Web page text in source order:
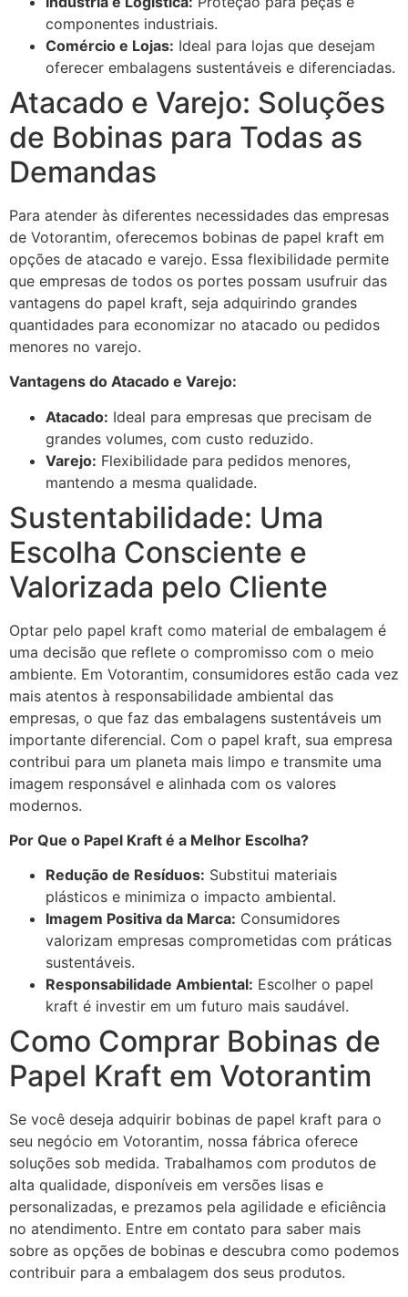
componentes industriais.
Comércio e Lojas: Ideal para lojas que desejam
oferecer embalagens sustentáveis e diferenciadas.
Atacado e Varejo: Soluções
de Bobinas para Todas as
Demandas
Para atender às diferentes necessidades das empresas
de Votorantim, oferecemos bobinas de papel kraft em
opções de atacado e varejo. Essa flexibilidade permite
que empresas de todos os portes possam usufruir das
vantagens do papel kraft, seja adquirindo grandes
quantidades para economizar no atacado ou pedidos
menores no varejo.
Vantagens do Atacado e Varejo:
Atacado: Ideal para empresas que precisam de
grandes volumes, com custo reduzido.
Varejo: Flexibilidade para pedidos menores,
mantendo a mesma qualidade.
Sustentabilidade: Uma
Escolha Consciente e
Valorizada pelo Cliente
Optar pelo papel kraft como material de embalagem é
uma decisão que reflete o compromisso com o meio
ambiente. Em Votorantim, consumidores estão cada vez
mais atentos à responsabilidade ambiental das
empresas, o que faz das embalagens sustentáveis um
importante diferencial. Com o papel kraft, sua empresa
contribui para um planeta mais limpo e transmite uma
imagem responsável e alinhada com os valores
modernos.
Por Que o Papel Kraft é a Melhor Escolha?
Redução de Resíduos: Substitui materiais
plásticos e minimiza o impacto ambiental.
Imagem Positiva da Marca: Consumidores
valorizam empresas comprometidas com práticas
sustentáveis.
Responsabilidade Ambiental: Escolher o papel
kraft é investir em um futuro mais saudável.
Como Comprar Bobinas de
Papel Kraft em Votorantim
Se você deseja adquirir bobinas de papel kraft para o
seu negócio em Votorantim, nossa fábrica oferece
soluções sob medida. Trabalhamos com produtos de
alta qualidade, disponíveis em versões lisas e
personalizadas, e prezamos pela agilidade e eficiência
no atendimento. Entre em contato para saber mais
sobre as opções de bobinas e descubra como podemos
contribuir para a embalagem dos seus produtos.